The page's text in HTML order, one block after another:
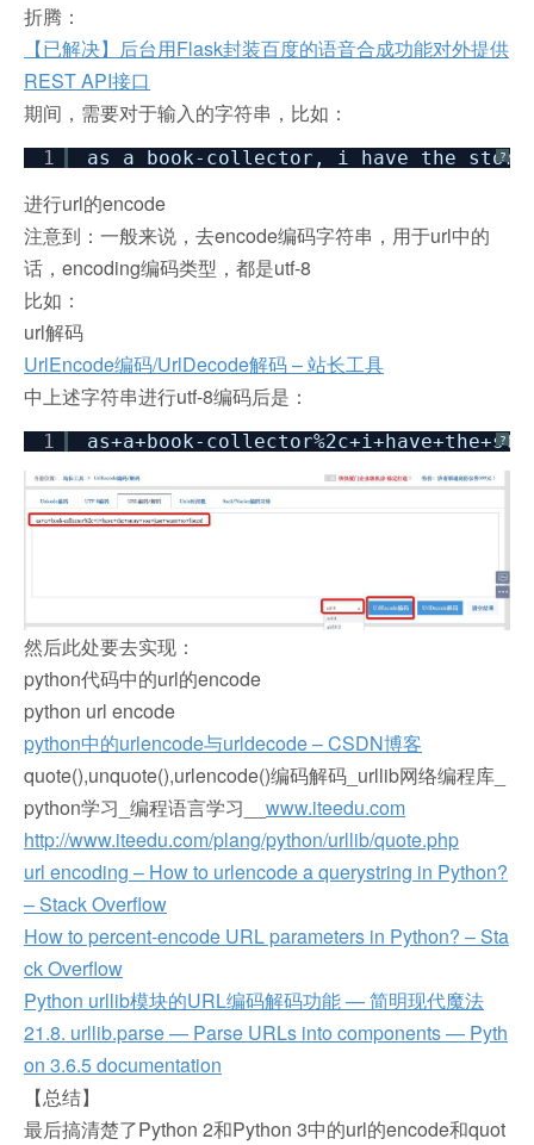
折腾：
【已解决】后台用Flask封装百度的语音合成功能对外提供
REST API接口
期间，需要对于输入的字符串，比如：
?
1 as a book-collector, i have the
进行url的encode
注意到：一般来说，去encode编码字符串，用于url中的
话，encoding编码类型，都是utf-8
比如：
url解码
UrlEncode编码/UrlDecode解码 – 站长工具
中上述字符串进行utf-8编码后是：
?
1 as+a+book-
然后此处要去实现：
python代码中的url的encode
python url encode
python中的urlencode与urldecode – CSDN博客
quote(),unquote(),urlencode()编码解码_urllib网络编程库_
python学习_编程语言学习__ www.iteedu.com
http://www.iteedu.com/plang/python/urllib/quote.php
url encoding – How to urlencode a querystring in Python?
– Stack Overflow
How to percent-encode URL parameters in Python? – Sta
ck Overflow
Python urllib模块的URL编码解码功能 — 简明现代魔法
21.8. urllib.parse — Parse URLs into components — Pyth
on 3.6.5 documentation
【总结】
最后搞清楚了Python 2和Python 3中的url的encode和quot